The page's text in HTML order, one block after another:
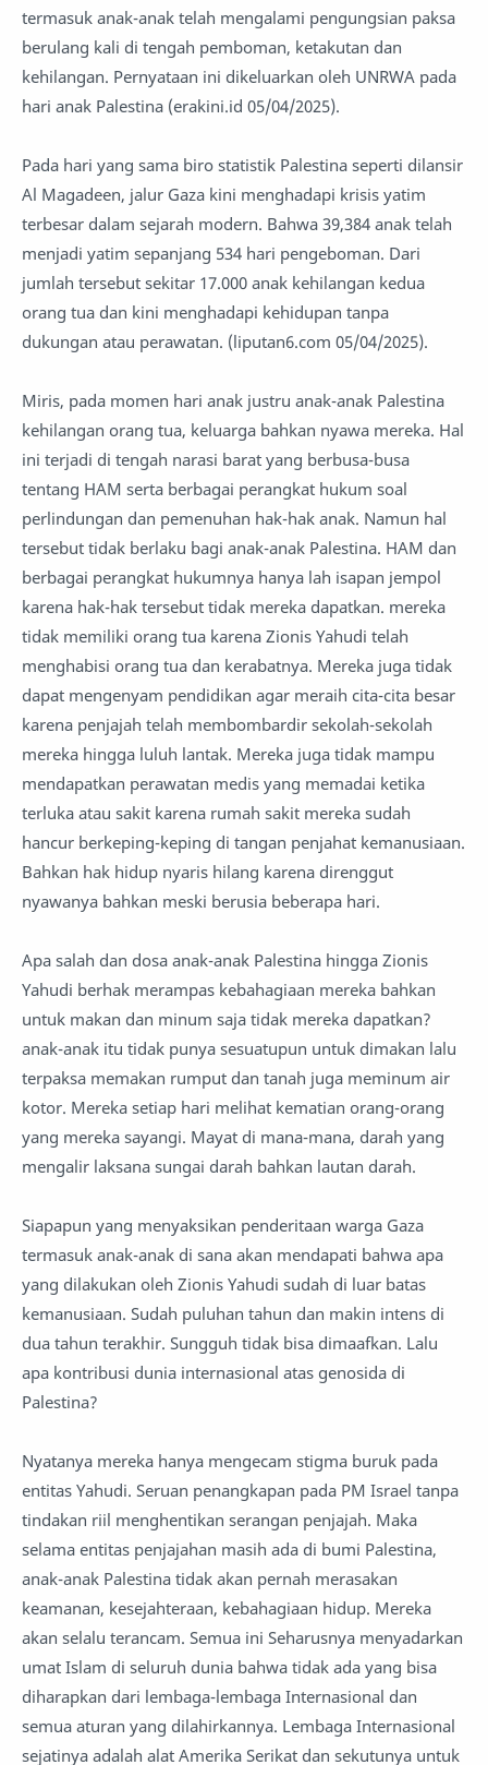
termasuk anak-anak telah mengalami pengungsian paksa
berulang kali di tengah pemboman, ketakutan dan
kehilangan. Pernyataan ini dikeluarkan oleh UNRWA pada
hari anak Palestina (erakini.id 05/04/2025).
Pada hari yang sama biro statistik Palestina seperti dilansir
Al Magadeen, jalur Gaza kini menghadapi krisis yatim
terbesar dalam sejarah modern. Bahwa 39,384 anak telah
menjadi yatim sepanjang 534 hari pengeboman. Dari
jumlah tersebut sekitar 17.000 anak kehilangan kedua
orang tua dan kini menghadapi kehidupan tanpa
dukungan atau perawatan. (liputan6.com 05/04/2025).
Miris, pada momen hari anak justru anak-anak Palestina
kehilangan orang tua, keluarga bahkan nyawa mereka. Hal
ini terjadi di tengah narasi barat yang berbusa-busa
tentang HAM serta berbagai perangkat hukum soal
perlindungan dan pemenuhan hak-hak anak. Namun hal
tersebut tidak berlaku bagi anak-anak Palestina. HAM dan
berbagai perangkat hukumnya hanya lah isapan jempol
karena hak-hak tersebut tidak mereka dapatkan. mereka
tidak memiliki orang tua karena Zionis Yahudi telah
menghabisi orang tua dan kerabatnya. Mereka juga tidak
dapat mengenyam pendidikan agar meraih cita-cita besar
karena penjajah telah membombardir sekolah-sekolah
mereka hingga luluh lantak. Mereka juga tidak mampu
mendapatkan perawatan medis yang memadai ketika
terluka atau sakit karena rumah sakit mereka sudah
hancur berkeping-keping di tangan penjahat kemanusiaan.
Bahkan hak hidup nyaris hilang karena direnggut
nyawanya bahkan meski berusia beberapa hari.
Apa salah dan dosa anak-anak Palestina hingga Zionis
Yahudi berhak merampas kebahagiaan mereka bahkan
untuk makan dan minum saja tidak mereka dapatkan?
anak-anak itu tidak punya sesuatupun untuk dimakan lalu
terpaksa memakan rumput dan tanah juga meminum air
kotor. Mereka setiap hari melihat kematian orang-orang
yang mereka sayangi. Mayat di mana-mana, darah yang
mengalir laksana sungai darah bahkan lautan darah.
Siapapun yang menyaksikan penderitaan warga Gaza
termasuk anak-anak di sana akan mendapati bahwa apa
yang dilakukan oleh Zionis Yahudi sudah di luar batas
kemanusiaan. Sudah puluhan tahun dan makin intens di
dua tahun terakhir. Sungguh tidak bisa dimaafkan. Lalu
apa kontribusi dunia internasional atas genosida di
Palestina?
Nyatanya mereka hanya mengecam stigma buruk pada
entitas Yahudi. Seruan penangkapan pada PM Israel tanpa
tindakan riil menghentikan serangan penjajah. Maka
selama entitas penjajahan masih ada di bumi Palestina,
anak-anak Palestina tidak akan pernah merasakan
keamanan, kesejahteraan, kebahagiaan hidup. Mereka
akan selalu terancam. Semua ini Seharusnya menyadarkan
umat Islam di seluruh dunia bahwa tidak ada yang bisa
diharapkan dari lembaga-lembaga Internasional dan
semua aturan yang dilahirkannya. Lembaga Internasional
sejatinya adalah alat Amerika Serikat dan sekutunya untuk